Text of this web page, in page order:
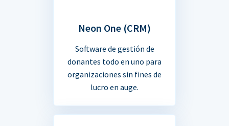
Neon One (CRM)
Software de gestión de
donantes todo en uno para
organizaciones sin fines de
lucro en auge.